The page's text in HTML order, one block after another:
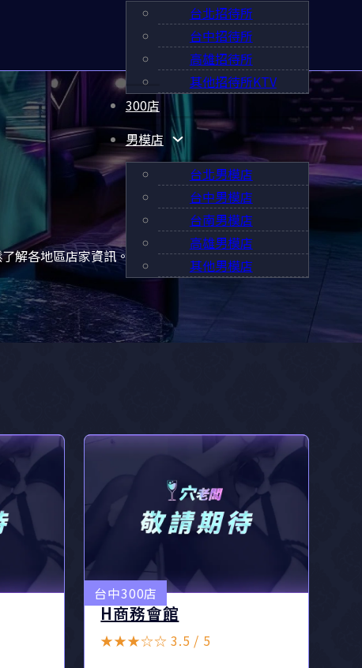
台北招待所
台中招待所
高雄招待所
其他招待所KTV
300店
男模店
台北男模店
台中男模店
台南男模店
高雄男模店
其他男模店
解各地區店家資訊。
台中300店
H商務會館
★★★☆☆ 3.5 / 5